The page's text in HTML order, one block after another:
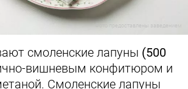
Фото предоставлены заведением
смоленские лапуны (500
вишневым конфитюром и
Смоленские лапуны